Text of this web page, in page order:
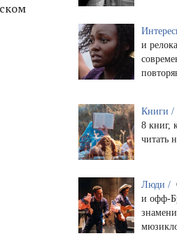
и
Книги /
8 книг,
читать
Люди /
и офф-